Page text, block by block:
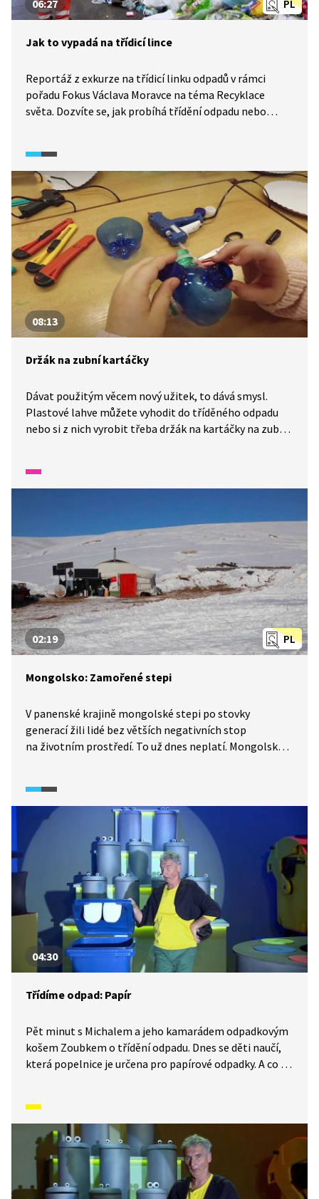
PL
06:27
Jak to vypadá na třídicí lince
Reportáž z exkurze na třídicí linku odpadů v rámci
pořadu Fokus Václava Moravce na téma Recyklace
světa. Dozvíte se, jak probíhá třídění odpadu nebo
hospodářství na životní prostředí.
08:13
Držák na zubní kartáčky
Dávat použitým věcem nový užitek, to dává smysl.
Plastové lahve můžete vyhodit do tříděného odpadu
nebo si z nich vyrobit třeba držák na kartáčky na zuby.
do práce!
PL
02:19
Mongolsko: Zamořené stepi
V panenské krajině mongolské stepi po stovky
generací žili lidé bez větších negativních stop
na životním prostředí. To už dnes neplatí. Mongolská
a částečné recyklace přímo na místě. Mongolsko dnes
patří mezi 10 největších producentů plastového
odpadu na světě. To je potřeba změnit.
04:30
Třídíme odpad: Papír
Pět minut s Michalem a jeho kamarádem odpadkovým
košem Zoubkem o třídění odpadu. Dnes se děti naučí,
která popelnice je určena pro papírové odpadky. A co se